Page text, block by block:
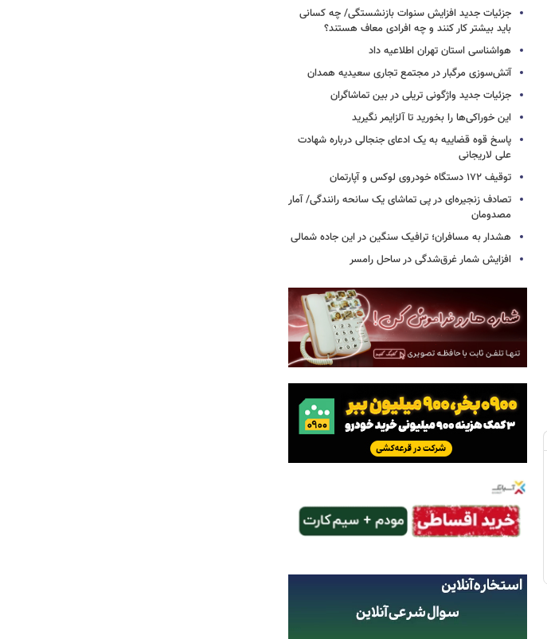
جزئیات جدید افزایش سنوات بازنشستگی/ چه کسانی
باید بیشتر کار کنند و چه افرادی معاف هستند؟
هواشناسی استان تهران اطلاعیه داد
آتش‌سوزی مرگبار در مجتمع تجاری سعیدیه همدان
جزئیات جدید واژگونی تریلی در بین تماشاگران
این خوراکی‌ها را بخورید تا آلزایمر نگیرید
پاسخ قوه قضاییه به یک ادعای جنجالی درباره شهادت
علی لاریجانی
توقیف ۱۷۲ دستگاه خودروی لوکس و آپارتمان
تصادف زنجیره‌ای در پی تماشای یک سانحه رانندگی/ آمار
مصدومان
هشدار به مسافران؛ ترافیک سنگین در این جاده شمالی
افزایش شمار غرق‌شدگی در ساحل رامسر